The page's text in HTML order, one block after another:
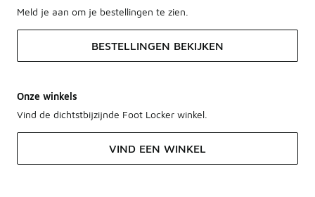
Meld je aan om je bestellingen te zien.
BESTELLINGEN BEKIJKEN
Onze winkels
Vind de dichtstbijzijnde Foot Locker winkel.
VIND EEN WINKEL